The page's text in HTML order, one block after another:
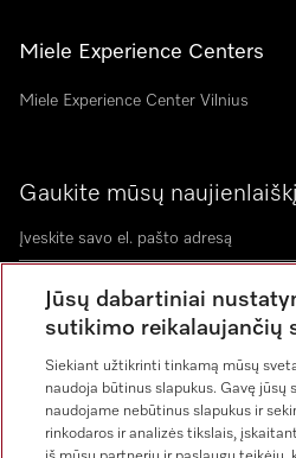
Miele Experience Centers
Miele Experience Center Vilnius
Gaukite mūsų naujienlaiškį
Jūsų dabartiniai
sutikimo reikalaujančių
Siekiant užtikrinti tinkamą mūsų
naudoja būtinus slapukus. Gavę jūsų
naudojame nebūtinus slapukus ir
rinkodaros ir analizės tikslais,